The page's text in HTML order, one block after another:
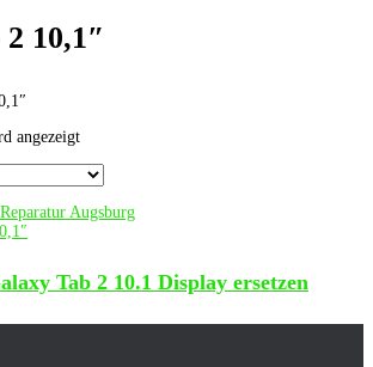
10,1″
angezeigt
Tab 2 10.1 Display ersetzen